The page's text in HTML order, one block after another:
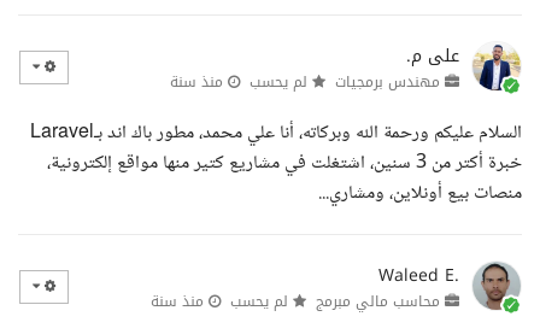
على م.
مهندس برمجيات لم يحسب منذ سنة
السلام عليكم ورحمة الله وبركاته، أنا علي محمد، مطور باك اند بـLaravel
خبرة أكتر من 3 سنين، اشتغلت في مشاريع كتير منها مواقع إلكترونية،
منصات بيع أونلاين، ومشاري...
Waleed E.
محاسب مالي مبرمج لم يحسب منذ سنة